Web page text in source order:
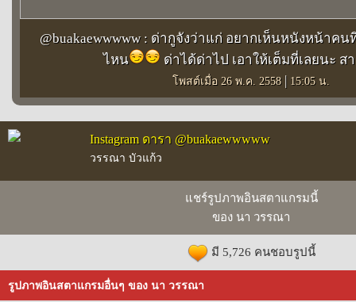
@buakaewwwww : ด่ากูจังว่าแก่ อยากเห็นหนังหน้าค
ไหน
ด่าได้ด่าไป เอาให้เต็มที่เลยนะ ส
โพสต์เมื่อ 26 พ.ค. 2558 | 15:05 น.
Instagram ดารา @buakaewwwww
วรรณา บัวแก้ว
แชร์รูปภาพอินสตาแกรมนี้
ของ นา วรรณา
มี 5,726 คนชอบรูปนี้
รูปภาพอินสตาแกรมอื่นๆ ของ นา วรรณา